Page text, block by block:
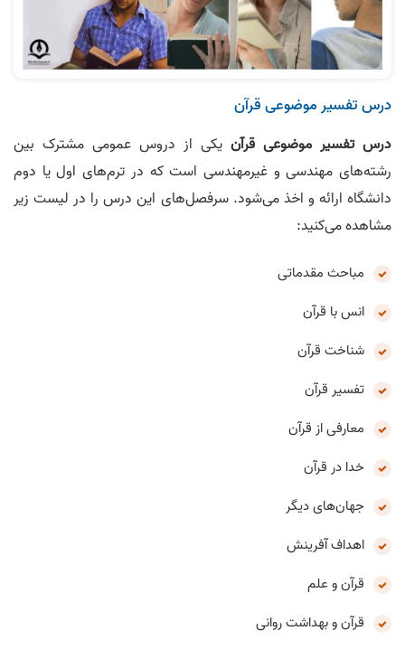
درس تفسیر موضوعی قرآن
درس تفسیر موضوعی قرآن یکی از دروس عمومی مشترک بین
رشته‌های مهندسی و غیرمهندسی است که در ترم‌های اول یا دوم
دانشگاه ارائه و اخذ می‌شود. سرفصل‌های این درس را در لیست زیر
مشاهده می‌کنید:
مباحث مقدماتی
انس با قرآن
شناخت قرآن
تفسیر قرآن
معارفی از قرآن
خدا در قرآن
جهان‌های دیگر
اهداف آفرینش
قرآن و علم
قرآن و بهداشت روانی